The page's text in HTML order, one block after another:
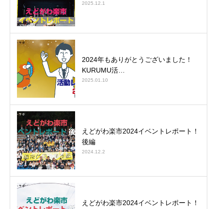
2025.12.1
2024年もありがとうございました！
KURUMU活…
2025.01.10
えどがわ楽市2024イベントレポート！
後編
2024.12.2
えどがわ楽市2024イベントレポート！